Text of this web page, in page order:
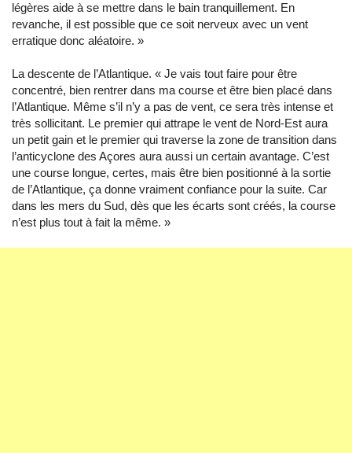
légères aide à se mettre dans le bain tranquillement. En
revanche, il est possible que ce soit nerveux avec un vent
erratique donc aléatoire. »
La descente de l’Atlantique. « Je vais tout faire pour être
concentré, bien rentrer dans ma course et être bien placé dans
l’Atlantique. Même s’il n’y a pas de vent, ce sera très intense et
très sollicitant. Le premier qui attrape le vent de Nord-Est aura
un petit gain et le premier qui traverse la zone de transition dans
l’anticyclone des Açores aura aussi un certain avantage. C’est
une course longue, certes, mais être bien positionné à la sortie
de l’Atlantique, ça donne vraiment confiance pour la suite. Car
dans les mers du Sud, dès que les écarts sont créés, la course
n’est plus tout à fait la même. »